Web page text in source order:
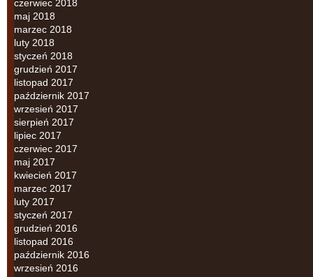
czerwiec 2018
maj 2018
marzec 2018
luty 2018
styczeń 2018
grudzień 2017
listopad 2017
październik 2017
wrzesień 2017
sierpień 2017
lipiec 2017
czerwiec 2017
maj 2017
kwiecień 2017
marzec 2017
luty 2017
styczeń 2017
grudzień 2016
listopad 2016
październik 2016
wrzesień 2016